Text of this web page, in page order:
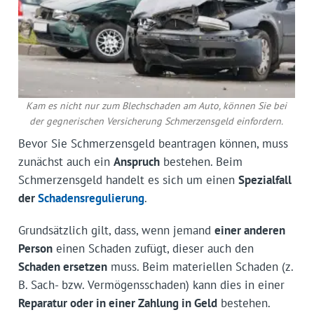
Kam es nicht nur zum Blechschaden am Auto, können Sie bei
der gegnerischen Versicherung Schmerzensgeld einfordern.
Bevor Sie Schmerzensgeld beantragen können, muss
zunächst auch ein Anspruchbestehen. Beim
Schmerzensgeld handelt es sich um einen Spezialfall
derSchadensregulierung.
Grundsätzlich gilt, dass, wenn jemand einer anderen
Personeinen Schaden zufügt, dieser auch den
Schaden ersetzenmuss. Beim materiellen Schaden (z.
B. Sach- bzw. Vermögensschaden) kann dies in einer
Reparatur oder in einer Zahlung in Geldbestehen.